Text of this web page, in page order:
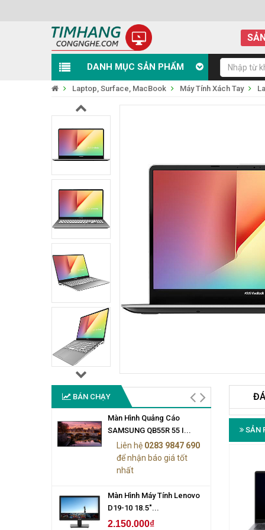
DANH MỤC SẢN PHẨM
Laptop, Surface, MacBook Máy Tính Xách Tay
BÁN CHẠY
Màn Hình Quảng Cáo
SAMSUNG QB55R 55 I...
Liên hệ 0283 9847 690
để nhận báo giá tốt
nhất
Màn Hình Máy Tính Lenovo
D19-10 18.5"...
2.150.000₫
SẢN